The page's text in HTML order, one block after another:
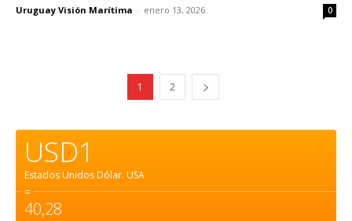
Uruguay Visión Marítima - enero 13, 2026 0
1 2
USD1
Estados Unidos Dólar. USA
=
40,28